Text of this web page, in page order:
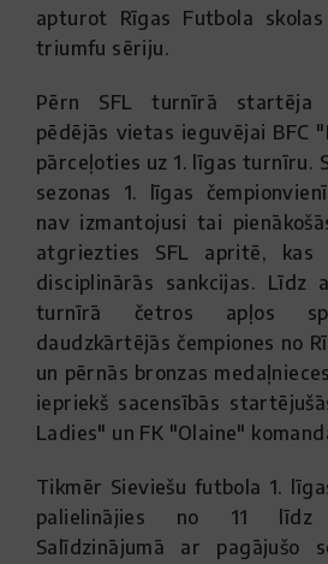
apturot Rīgas Futbola
triumfu sēriju.
Pērn SFL turnīrā startēja
pēdējās vietas ieguvējai BFC
pārceļoties uz 1. līgas turnīru.
sezonas 1. līgas
nav izmantojusi tai
atgriezties SFL apritē, kas
disciplinārās sankcijas. Līdz
turnīrā četros apļos
daudzkārtējās čempiones no
un pērnās bronzas
iepriekš sacensībās
Ladies" un FK "Olaine"
Tikmēr Sieviešu futbola 1.
palielinājies no 11 līdz
Salīdzinājumā ar pagājušo